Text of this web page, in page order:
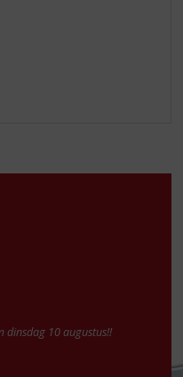
dinsdag 10 augustus!!